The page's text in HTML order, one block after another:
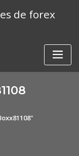
de forex